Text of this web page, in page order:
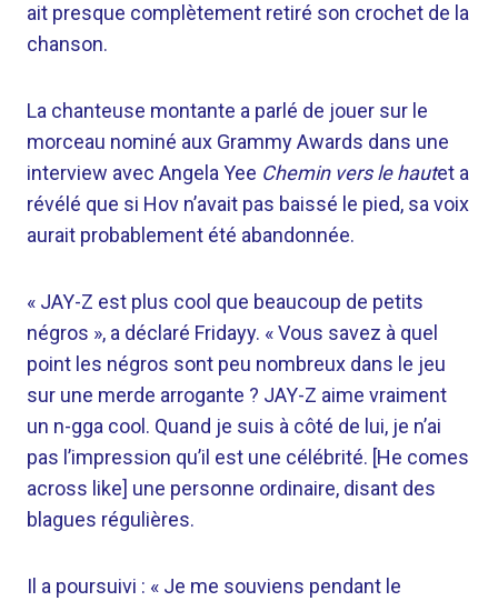
ait presque complètement retiré son crochet de la
chanson.
La chanteuse montante a parlé de jouer sur le
morceau nominé aux Grammy Awards dans une
interview avec Angela Yee Chemin vers le hautet a
révélé que si Hov n’avait pas baissé le pied, sa voix
aurait probablement été abandonnée.
« JAY-Z est plus cool que beaucoup de petits
négros », a déclaré Fridayy. « Vous savez à quel
point les négros sont peu nombreux dans le jeu
sur une merde arrogante ? JAY-Z aime vraiment
un n-gga cool. Quand je suis à côté de lui, je n’ai
pas l’impression qu’il est une célébrité. [He comes
across like] une personne ordinaire, disant des
blagues régulières.
Il a poursuivi : « Je me souviens pendant le